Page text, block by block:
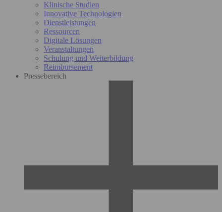
Klinische Studien
Innovative Technologien
Dienstleistungen
Ressourcen
Digitale Lösungen
Veranstaltungen
Schulung und Weiterbildung
Reimbursement
Pressebereich